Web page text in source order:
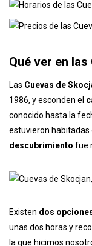
Qué ver en
Las Cuevas de
1986, y esconden el
conocido hasta la
estuvieron habitadas
descubrimiento fue
Existen dos
unas dos horas y
la que hicimos